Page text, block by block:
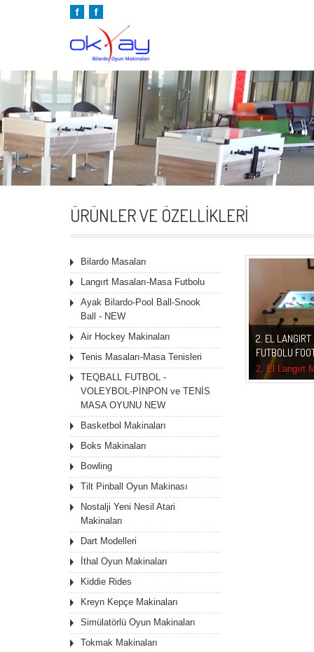
ÜRÜNLER VE ÖZELLIKLERI
Bilardo Masaları
Langırt Masaları-Masa Futbolu
Ayak Bilardo-Pool Ball-Snook
Ball - NEW
Air Hockey Makinaları
Tenis Masaları-Masa Tenisleri
TEQBALL FUTBOL -
VOLEYBOL-PİNPON ve TENİS
MASA OYUNU NEW
Basketbol Makinaları
Boks Makinaları
Bowling
Tilt Pinball Oyun Makinası
Nostalji Yeni Nesil Atari
Makinaları
Dart Modelleri
İthal Oyun Makinaları
Kiddie Rides
Kreyn Kepçe Makinaları
Simülatörlü Oyun Makinaları
Tokmak Makinaları
2. EL
FUTBOLU
2. El Langırt
Football Table